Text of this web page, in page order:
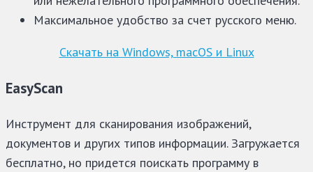
Максимальное удобство за счет русского меню.
Скачать на Windows, macOS и Linux
EasyScan
Инструмент для сканирования изображений,
документов и других типов информации. Загружается
бесплатно, но придется поискать программу в